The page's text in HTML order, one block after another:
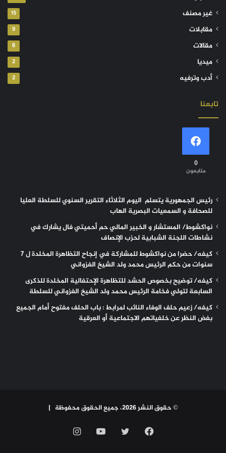
غير مصنف 15
مقابلات 9
مقالات 8
ميديا 2
أدب وترفيه 2
تابعنا
0
متابعون
رئيس الجمهورية يتسلم اليوم الثلاثاء التقرير السنوي للسلطة العليا
للصحافة و السمعيات البصرية الهاب
نواكشوط/ المستشار و الخبير المالي حم أحميتي فال يشارك في
نشاطات اللجنة الشبابية لحزب الإنصاف
كيفه/ حضرا من نواكشوط للمشاركة في إنجاح التظاهرة المخلدة ل 7
سنوات من حكم الرئيس محمد ولد الشيخ الغزواني
كيفه/ توضيح بخصوص الحشد للتظاهرة الإحتفالية المخلدة للذكرى
السابعة لتولي فخامة الرئيس محمد ولد الشيخ الغزواني للسلطة
كيفه/ زعيم حلف الوفاء النائب لمرابط : باب الحلف مفتوح أمام الجميع
بغض النظر عن خلفياتهم الاجتماعية أو العرقية
© حقوق النشر 2026، جميع الحقوق محفوظة |
فيسبوك تويتر يوتيوب